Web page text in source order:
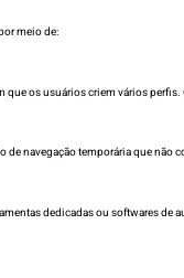
meio de:
os usuários criem vários
navegação temporária que
dedicadas ou softwares